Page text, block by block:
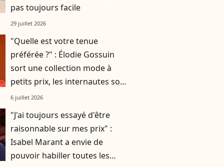
pas toujours facile
29 juillet 2026
"Quelle est votre tenue
préférée ?" : Élodie Gossuin
sort une collection mode à
petits prix, les internautes sont
conquis
6 juillet 2026
"J'ai toujours essayé d'être
raisonnable sur mes prix" :
Isabel Marant a envie de
pouvoir habiller toutes les